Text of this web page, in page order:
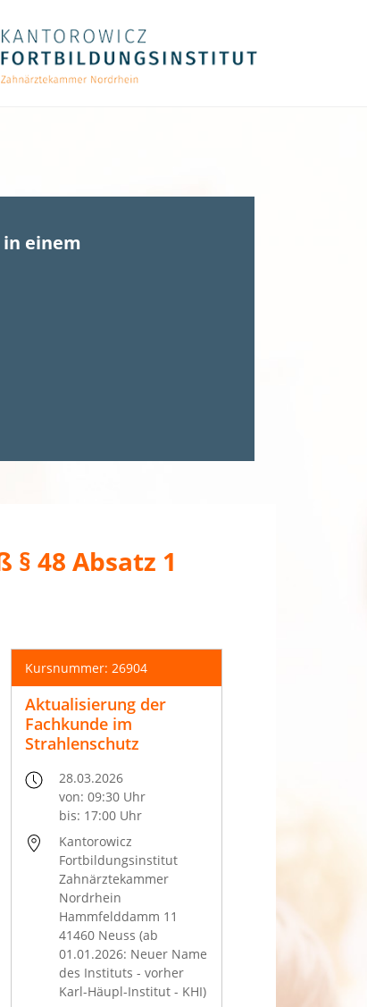
in einem
48 Absatz 1
Kursnummer: 26904
Aktualisierung der
Fachkunde im
Strahlenschutz
28.03.2026
von: 09:30 Uhr
bis: 17:00 Uhr
Kantorowicz
Fortbildungsinstitut
Zahnärztekammer
Nordrhein
Hammfelddamm 11
41460 Neuss (ab
01.01.2026: Neuer Name
des Instituts - vorher
Karl-Häupl-Institut - KHI)